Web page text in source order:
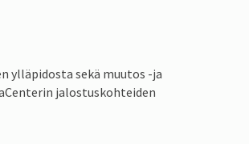
ylläpidosta sekä muutos -ja
jalostuskohteiden